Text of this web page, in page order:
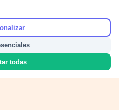
economía, mercados,
actualizada
mueve tu dinero y tu
todas